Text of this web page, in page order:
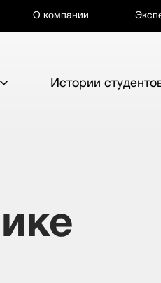
О компании
Истории